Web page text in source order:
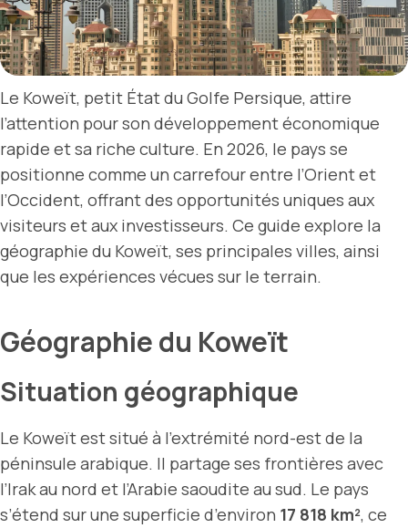
Le Koweït, petit État du Golfe Persique, attire
l’attention pour son développement économique
rapide et sa riche culture. En 2026, le pays se
positionne comme un carrefour entre l’Orient et
l’Occident, offrant des opportunités uniques aux
visiteurs et aux investisseurs. Ce guide explore la
géographie du Koweït, ses principales villes, ainsi
que les expériences vécues sur le terrain.
Géographie du Koweït
Situation géographique
Le Koweït est situé à l’extrémité nord-est de la
péninsule arabique. Il partage ses frontières avec
l’Irak au nord et l’Arabie saoudite au sud. Le pays
s’étend sur une superficie d’environ 17 818 km², ce